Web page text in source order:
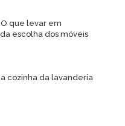
O que levar em
escolha dos móveis
cozinha da lavanderia